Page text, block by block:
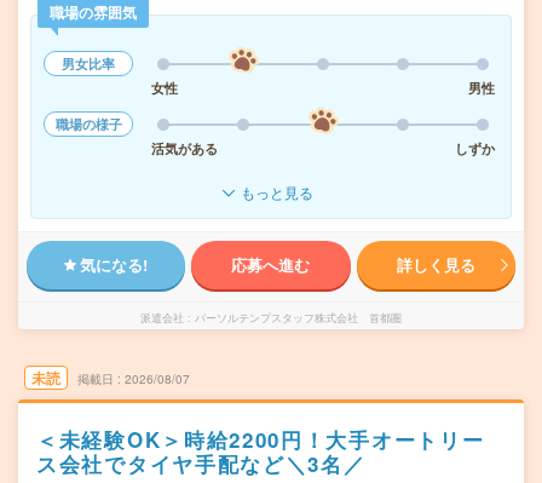
職場の雰囲気
男女比率
女性
男性
職場の様子
活気がある
しずか
もっと見る
気になる! 応募へ進む 詳しく見る
派遣会社 パーソルテンプスタッフ株式会社 首都圏
未読 掲載日 2026/08/07
＜未経験OK＞時給2200円！大手オートリー
ス会社でタイヤ手配など＼3名／